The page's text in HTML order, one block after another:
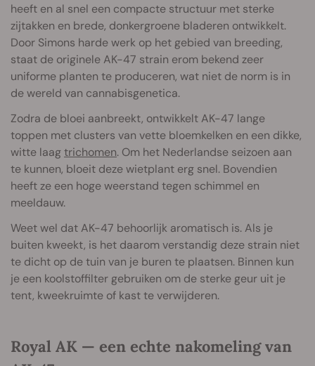
heeft en al snel een compacte structuur met sterke
zijtakken en brede, donkergroene bladeren ontwikkelt.
Door Simons harde werk op het gebied van breeding,
staat de originele AK-47 strain erom bekend zeer
uniforme planten te produceren, wat niet de norm is in
de wereld van cannabisgenetica.
Zodra de bloei aanbreekt, ontwikkelt AK-47 lange
toppen met clusters van vette bloemkelken en een dikke,
witte laagtrichomen. Om het Nederlandse seizoen aan
te kunnen, bloeit deze wietplant erg snel. Bovendien
heeft ze een hoge weerstand tegen schimmel en
meeldauw.
Weet wel dat AK-47 behoorlijk aromatisch is. Als je
buiten kweekt, is het daarom verstandig deze strain niet
te dicht op de tuin van je buren te plaatsen. Binnen kun
je een koolstoffilter gebruiken om de sterke geur uit je
tent, kweekruimte of kast te verwijderen.
Royal AK — een echte nakomeling van